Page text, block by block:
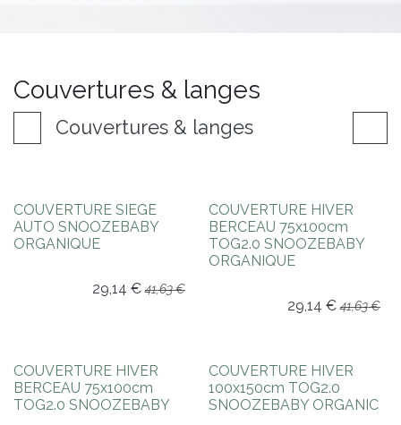
Couvertures & langes
Couvertures & langes
-30% *
COUVERTURE SIEGE
AUTO SNOOZEBABY
ORGANIQUE
29,14 € 41,63€
-30% *
COUVERTURE HIVER
BERCEAU 75x100cm
TOG2.0 SNOOZEBABY
ORGANIQUE
29,14 € 41,63€
-30% *
COUVERTURE HIVER
BERCEAU 75x100cm
TOG2.0 SNOOZEBABY
-30% *
COUVERTURE HIVER
100x150cm TOG2.0
SNOOZEBABY ORGANIC